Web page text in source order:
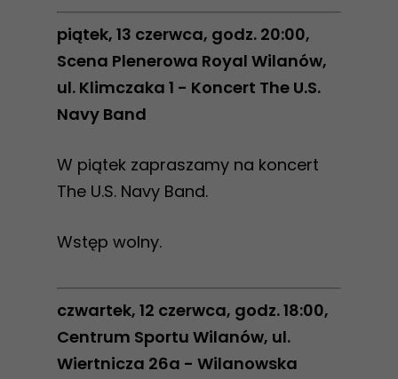
piątek, 13 czerwca, godz. 20:00,
Scena Plenerowa Royal Wilanów,
ul. Klimczaka 1 - Koncert The U.S.
Navy Band
W piątek zapraszamy na koncert
The U.S. Navy Band.
Wstęp wolny.
czwartek, 12 czerwca, godz. 18:00,
Centrum Sportu Wilanów, ul.
Wiertnicza 26a - Wilanowska